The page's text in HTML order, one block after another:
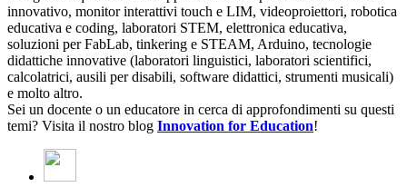
innovativo, monitor interattivi touch e LIM, videoproiettori, robotica
educativa e coding, laboratori STEM, elettronica educativa,
soluzioni per FabLab, tinkering e STEAM, Arduino, tecnologie
didattiche innovative (laboratori linguistici, laboratori scientifici,
calcolatrici, ausili per disabili, software didattici, strumenti musicali)
e molto altro.
Sei un docente o un educatore in cerca di approfondimenti su questi
temi? Visita il nostro blog Innovation for Education!